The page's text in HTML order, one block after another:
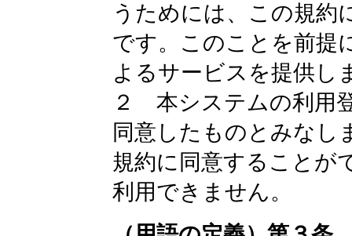
うためには、この規約
です。このことを前提
よるサービスを提供し
２ 本システムの利用
同意したものとみなし
規約に同意することが
利用できません。